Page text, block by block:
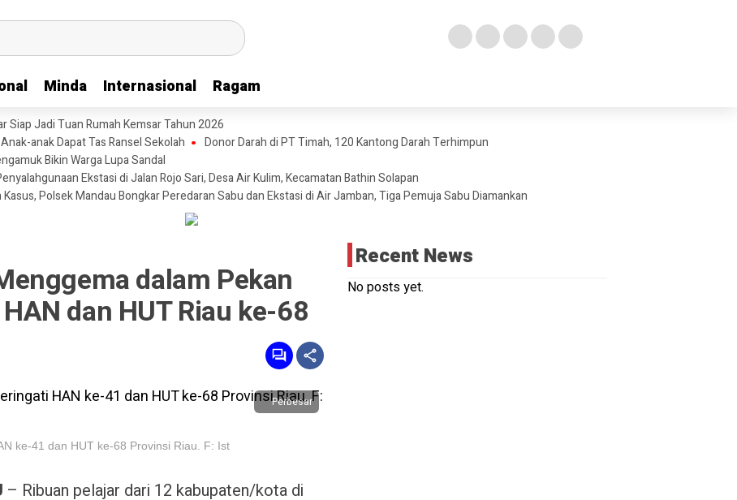
Minda Internasional Ragam
Minda Internasional Ragam
Siap Jadi Tuan Rumah Kemsar Tahun 2026
anak Dapat Tas Ransel Sekolah
Donor Darah di PT Timah, 120 Kantong Darah Terhimpun
Bikin Warga Lupa Sandal
Ekstasi di Jalan Rojo Sari, Desa Air Kulim, Kecamatan Bathin Solapan
Polsek Mandau Bongkar Peredaran Sabu dan Ekstasi di Air Jamban, Tiga Pemuja Sabu Diamankan
dalam Pekan
dan HUT Riau ke-68
Perbesar
ke-41 dan HUT ke-68 Provinsi Riau. F: Ist
– Ribuan pelajar dari 12 kabupaten/kota di
Recent News
No posts yet.